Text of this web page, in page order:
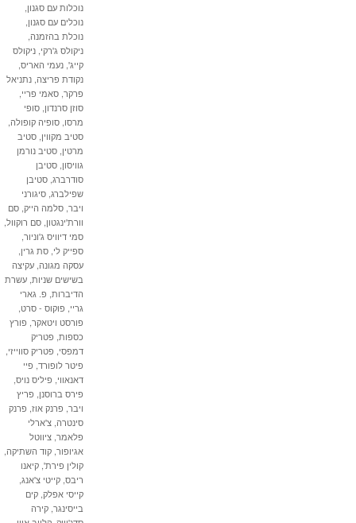
נוכלות עם סגנון,
נוכלים עם סגנון,
נוכלת בהזמנה,
ניקולס ג'רקי,ניקולס
,נעמי האריס,
נקודת פריצה,נתניאל
פרקר,סאמי פריי ,
סוזן סרנדון,סופי
מרסו,סופיה קופולה,
סטיב מקווין,סטיב
מרטין,סטיב נורמן
גוויסון,סטיבן
סודרברג,סטיבן
שפילברג,סיגורני
,סלמה הייק ,סם
וורת'ינגטון,סם רוקוול,
סמי דיוויס ג'וניור,
ספייק לי,סת גרין
עסקה מגונה,עקיצה
בשישים שניות,עשרת
הדיברות,פ. גארי
,פוקוס - סרט,
פורסט ויטאקר,פורץ
כספות,פטריק
דמפסי,פטריק סווייזי,
פיטר לופורד,פיי
דאנאווי,פיליס נויס
פירס ברוסנן,פריץ
,פרנק אוז,פרנק
סינטרה,צ'ארלי
פלאמר,ציווטל
אגיופור,קוד השתיקה,
קולין פירת',קיאנו
ריבס,קייטי צ'אנג,
קייסי אפלק,קים
בייסינגר,קירה